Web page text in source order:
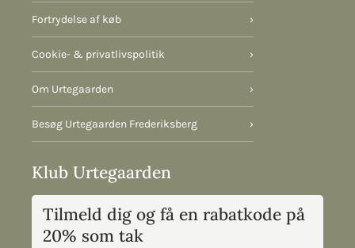
Fortrydelse af køb ›
Cookie- & privatlivspolitik ›
Om Urtegaarden ›
Besøg Urtegaarden Frederiksberg ›
Klub Urtegaarden
Tilmeld dig og få en rabatkode på
20% som tak